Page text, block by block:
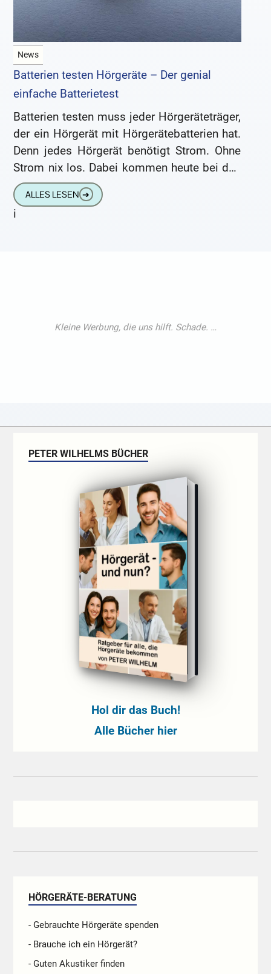
News
Batterien testen Hörgeräte – Der genial
einfache Batterietest
Batterien testen muss jeder Hörgeräteträger,
der ein Hörgerät mit Hörgerätebatterien hat.
Denn jedes Hörgerät benötigt Strom. Ohne
Strom nix los. Dabei kommen heute bei den
modernen Hörgeräten zwei Arten von
ALLES LESEN ➔
i
PETER WILHELMS BÜCHER
Hol dir das Buch!
Alle Bücher hier
HÖRGERÄTE-BERATUNG
- Gebrauchte Hörgeräte spenden
- Brauche ich ein Hörgerät?
- Guten Akustiker finden